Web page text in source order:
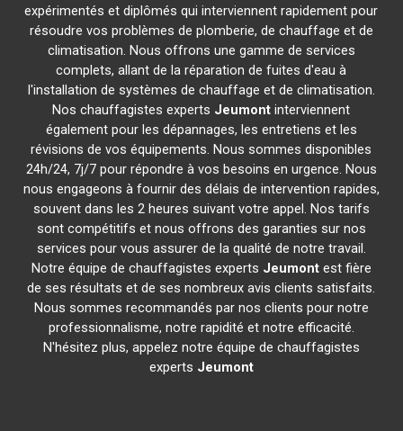
expérimentés et diplômés qui interviennent rapidement pour
résoudre vos problèmes de plomberie, de chauffage et de
climatisation. Nous offrons une gamme de services
complets, allant de la réparation de fuites d'eau à
l'installation de systèmes de chauffage et de climatisation.
Nos chauffagistes experts Jeumont interviennent
également pour les dépannages, les entretiens et les
révisions de vos équipements. Nous sommes disponibles
24h/24, 7j/7 pour répondre à vos besoins en urgence. Nous
nous engageons à fournir des délais de intervention rapides,
souvent dans les 2 heures suivant votre appel. Nos tarifs
sont compétitifs et nous offrons des garanties sur nos
services pour vous assurer de la qualité de notre travail.
Notre équipe de chauffagistes experts Jeumontest fière
de ses résultats et de ses nombreux avis clients satisfaits.
Nous sommes recommandés par nos clients pour notre
professionnalisme, notre rapidité et notre efficacité.
N'hésitez plus, appelez notre équipe de chauffagistes
experts Jeumont